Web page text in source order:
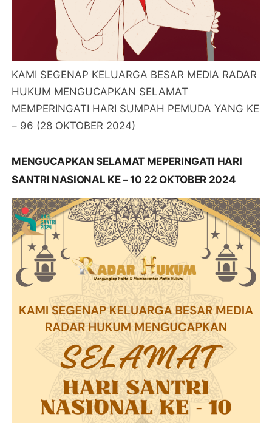
KAMI SEGENAP KELUARGA BESAR MEDIA RADAR
HUKUM MENGUCAPKAN SELAMAT
MEMPERINGATI HARI SUMPAH PEMUDA YANG KE
– 96 (28 OKTOBER 2024)
MENGUCAPKAN SELAMAT MEPERINGATI HARI
SANTRI NASIONAL KE – 10 22 OKTOBER 2024